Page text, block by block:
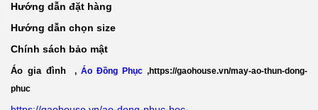
Hướng dẫn đặt hàng
Hướng dẫn chọn size
Chính sách bảo mật
Áo gia đình , Áo Đồng Phục ,https://gaohouse.vn/may-ao-thun-dong-
phuc